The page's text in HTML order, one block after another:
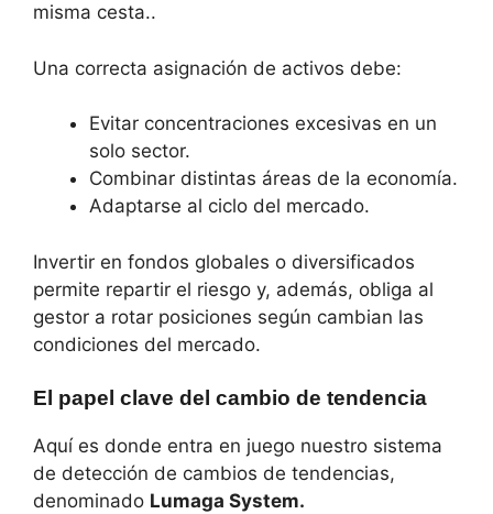
misma cesta..
Una correcta asignación de activos debe:
Evitar concentraciones excesivas en un
solo sector.
Combinar distintas áreas de la economía.
Adaptarse al ciclo del mercado.
Invertir en fondos globales o diversificados
permite repartir el riesgo y, además, obliga al
gestor a rotar posiciones según cambian las
condiciones del mercado.
El papel clave del cambio de tendencia
Aquí es donde entra en juego nuestro sistema
de detección de cambios de tendencias,
denominado Lumaga System.